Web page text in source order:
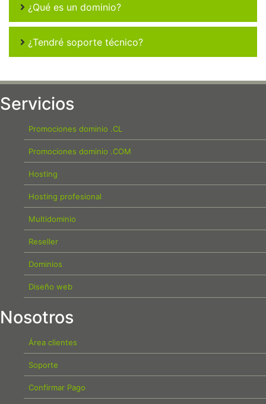
¿Qué es un dominio?
¿Tendré soporte técnico?
Servicios
Promociones dominio .CL
Promociones dominio .COM
Hosting
Hosting profesional
Multidominio
Reseller
Dominios
Diseño web
Nosotros
Área clientes
Soporte
Confirmar Pago